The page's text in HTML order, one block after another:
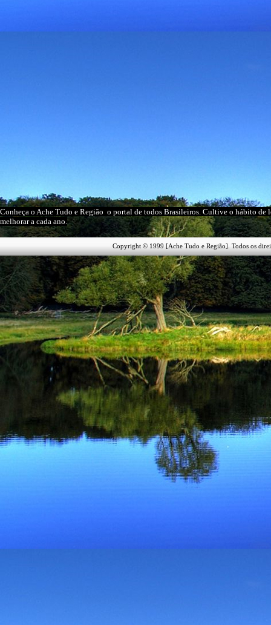
Conheça o Ache Tudo e Região o portal de todos Brasileiros. Cultive o hábito de
melhorar a cada ano.
Copyright © 1999 [Ache Tudo e Região]. Todos os